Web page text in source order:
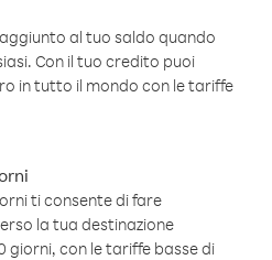
al tuo saldo quando
Con il tuo credito puoi
in tutto il mondo con le tariffe
ti consente di fare
la tua destinazione
giorni, con le tariffe basse di